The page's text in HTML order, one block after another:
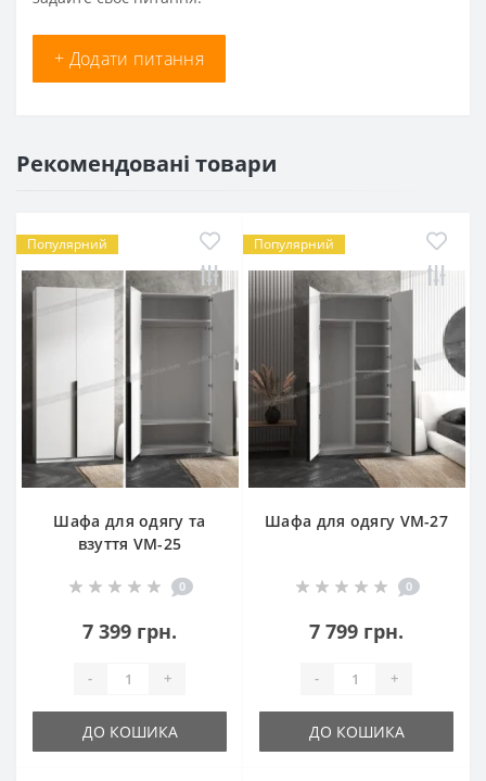
+ Додати питання
Рекомендовані товари
Популярний
Шафа для одягу та
взуття VM-25
0
7 399 грн.
- +
ДО КОШИКА
Популярний
Шафа для одягу VM-27
0
7 799 грн.
- +
ДО КОШИКА